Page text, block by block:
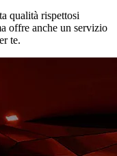
qualità rispettosi
offre anche un servizio
te.